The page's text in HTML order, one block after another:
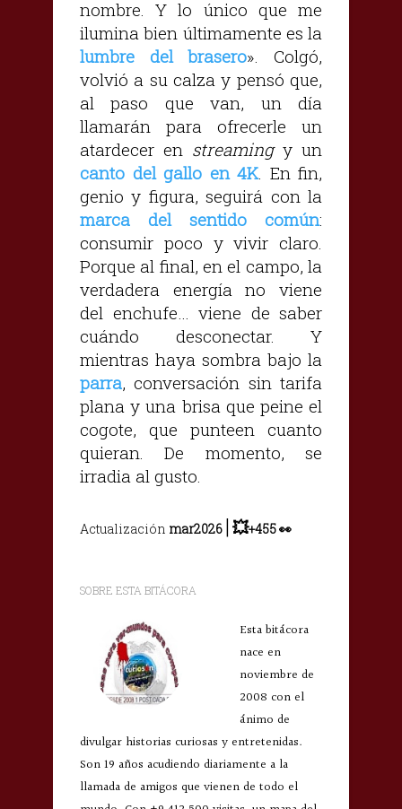
nombre. Y lo único que me
ilumina bien últimamente es la
lumbre del brasero». Colgó,
volvió a su calza y pensó que,
al paso que van, un día
llamarán para ofrecerle un
atardecer en streamingy un
canto del gallo en 4K . En fin,
genio y figura, seguirá con la
marca del sentido común:
consumir poco y vivir claro.
Porque al final, en el campo, la
verdadera energía no viene
del enchufe… viene de saber
cuándo desconectar. Y
mientras haya sombra bajo la
parra, conversación sin tarifa
plana y una brisa que peine el
cogote, que punteen cuanto
quieran. De momento, se
irradia al gusto.
Actualización mar2026 |💥+455👀
SOBRE ESTA BITÁCORA
Esta bitácora
nace en
noviembre de
2008 con el
ánimo de
divulgar historias curiosas y entretenidas.
Son 19 años acudiendo diariamente a la
llamada de amigos que vienen de todo el